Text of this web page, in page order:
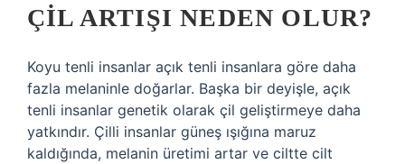
ÇIL ARTIŞI NEDEN OLUR?
Koyu tenli insanlar açık tenli insanlara göre daha
fazla melaninle doğarlar. Başka bir deyişle, açık
tenli insanlar genetik olarak çil geliştirmeye daha
yatkındır. Çilli insanlar güneş ışığına maruz
kaldığında, melanin üretimi artar ve ciltte cilt